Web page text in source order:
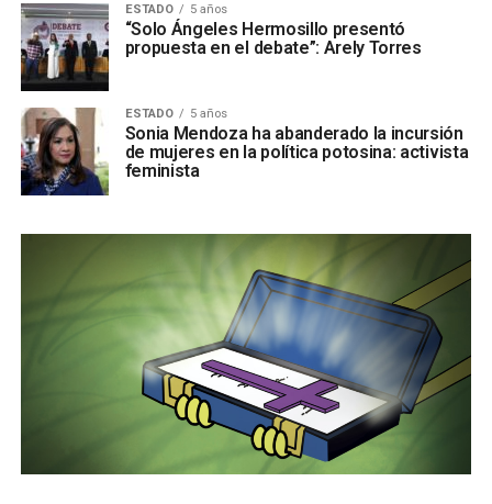
ESTADO 5 años
“Solo Ángeles Hermosillo presentó
propuesta en el debate”: Arely Torres
ESTADO 5 años
Sonia Mendoza ha abanderado la incursión
de mujeres en la política potosina: activista
feminista